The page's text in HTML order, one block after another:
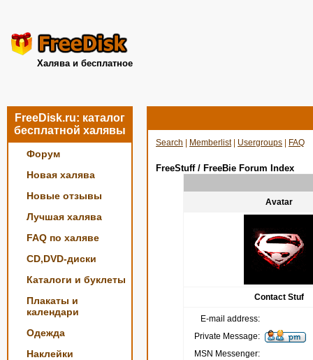
Халява и бесплатное
FreeDisk.ru: каталог
бесплатной халявы
Форум
Новая халява
Новые отзывы
Лучшая халява
FAQ по халяве
CD,DVD-диски
Каталоги и буклеты
Плакаты и
календари
Одежда
Наклейки
Search Memberlist| Usergroups FAQ
FreeStuff / FreeBie Forum Index
Avatar
Contact Stuf
E-mail address:
Private Message:
MSN Messenger: